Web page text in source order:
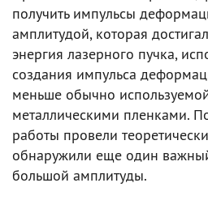
получить импульсы
амплитудой, которая
энергия лазерного пучка,
создания импульса
меньше обычно
металлическими пленками.
работы провели
обнаружили еще один
большой амплитуды.